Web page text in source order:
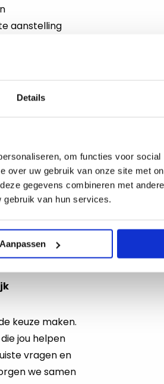
Details
om functies voor
over uw gebruik van onze site met
gegevens combineren met
van hun services.
Aanpassen
aanstelling
uitzend- of
voor
cao’s
zoals HRM,
halen)
keuze maken.
jou helpen
vragen en
we samen